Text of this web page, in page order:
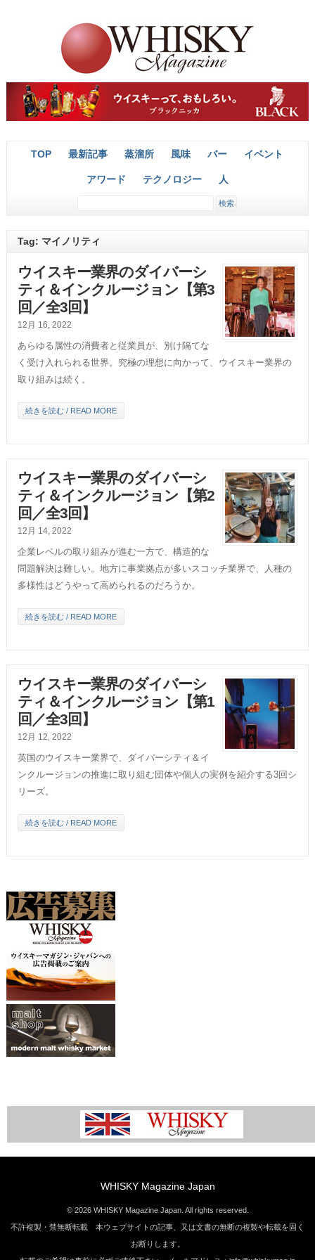
TOP 最新記事 蒸溜所 風味 バー イベント
アワード テクノロジー 人
Tag: マイノリティ
ウイスキー業界のダイバーシ
ティ＆インクルージョン【第3
回／全3回】
12月 16, 2022
あらゆる属性の消費者と従業員が、別け隔てな
く受け入れられる世界。究極の理想に向かって、ウイスキー業界の
取り組みは続く。
続きを読む / READ MORE
ウイスキー業界のダイバーシ
ティ＆インクルージョン【第2
回／全3回】
12月 14, 2022
企業レベルの取り組みが進む一方で、構造的な
問題解決は難しい。地方に事業拠点が多いスコッチ業界で、人種の
多様性はどうやって高められるのだろうか。
続きを読む / READ MORE
ウイスキー業界のダイバーシ
ティ＆インクルージョン【第1
回／全3回】
12月 12, 2022
英国のウイスキー業界で、ダイバーシティ＆イ
ンクルージョンの推進に取り組む団体や個人の実例を紹介する3回シ
リーズ。
続きを読む / READ MORE
WHISKY Magazine Japan
© 2026 WHISKY Magazine Japan. All rights reserved.
不許複製・禁無断転載 本ウェブサイトの記事、又は文書の無断の複製や転載を固く
お断りします。